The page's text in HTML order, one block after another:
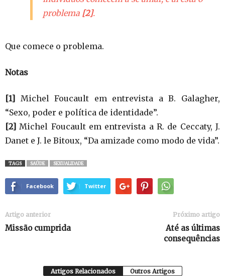
problema [2].
Que comece o problema.
Notas
[1]
Michel Foucault em entrevista a B. Galagher,
“Sexo, poder e política de identidade”.
[2] Michel Foucault em entrevista a R. de Ceccaty, J.
Danet e J. le Bitoux, “Da amizade como modo de vida”.
TAGS SAÚDE SEXUALIDADE
Facebook Twitter
Artigo anterior
Missão cumprida
Próximo artigo
Até as últimas
consequências
Artigos Relacionados Outros Artigos